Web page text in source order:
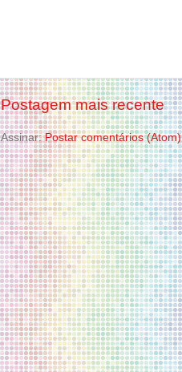
Postagem mais recente
Assinar:Postar comentários (Atom)